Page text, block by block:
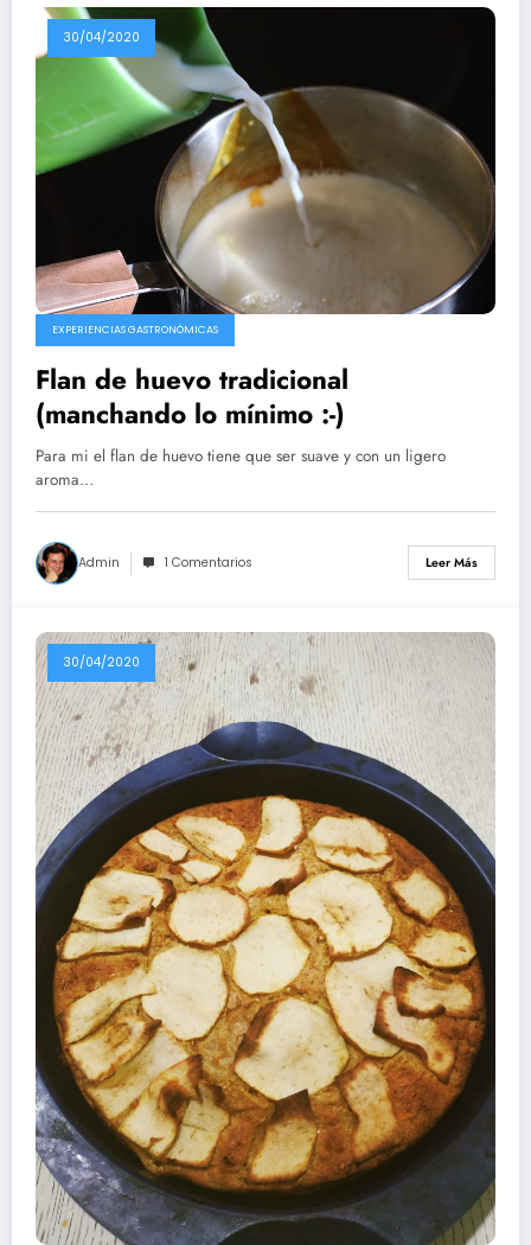
30/04/2020
EXPERIENCIAS GASTRONÓMICAS
Flan de huevo tradicional
(manchando lo mínimo :-)
Para mi el flan de huevo tiene que ser suave y con un ligero
aroma…
Admin 1 Comentarios Leer Más
30/04/2020